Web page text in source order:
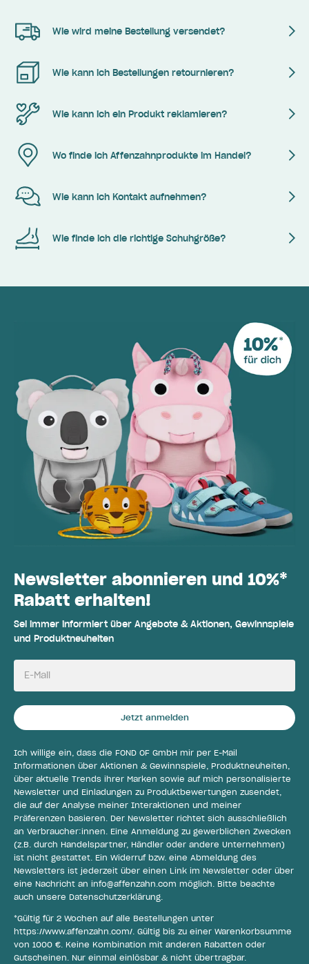
Wie wird meine Bestellung versendet?
Wie kann ich Bestellungen retournieren?
Wie kann ich ein Produkt reklamieren?
Wo finde ich Affenzahnprodukte im Handel?
Wie kann ich Kontakt aufnehmen?
Wie finde ich die richtige Schuhgröße?
Newsletter abonnieren und 10%*
Rabatt erhalten!
Sei immer informiert über Angebote & Aktionen, Gewinnspiele
und Produktneuheiten
E-Mail
Jetzt anmelden
Ich willige ein, dass die FOND OF GmbH mir per E-Mail
Informationen über Aktionen & Gewinnspiele, Produktneuheiten,
über aktuelle Trends ihrer Marken sowie auf mich personalisierte
Newsletter und Einladungen zu Produktbewertungen zusendet,
die auf der Analyse meiner Interaktionen und meiner
Präferenzen basieren. Der Newsletter richtet sich ausschließlich
an Verbraucher:innen. Eine Anmeldung zu gewerblichen Zwecken
(z.B. durch Handelspartner, Händler oder andere Unternehmen)
ist nicht gestattet. Ein Widerruf bzw. eine Abmeldung des
Newsletters ist jederzeit über einen Link im Newsletter oder über
eine Nachricht an info@affenzahn.com möglich. Bitte beachte
auch unsere Datenschutzerklärung.
*Gültig für 2 Wochen auf alle Bestellungen unter
https://www.affenzahn.com/. Gültig bis zu einer Warenkorbsumme
von 1000 €. Keine Kombination mit anderen Rabatten oder
Gutscheinen. Nur einmal einlösbar & nicht übertragbar.